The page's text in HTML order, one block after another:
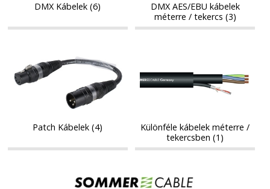
DMX Kábelek (6)
DMX AES/EBU kábelek
méterre / tekercs (3)
Kábelek
Kábelek
Patch Kábelek (4)
méterre
méterre
Különféle kábelek méterre /
tekercsben (1)